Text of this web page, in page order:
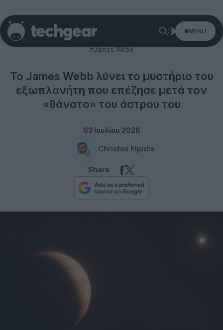
MENU
#James Webb
Το James Webb λύνει το μυστήριο του
εξωπλανήτη που επέζησε μετά τον
«θάνατο» του άστρου του
03 Ιουλίου 2026
Christos Elpidis
Share